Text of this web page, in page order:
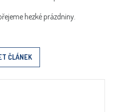
hezké prázdniny.
ČLÁNEK